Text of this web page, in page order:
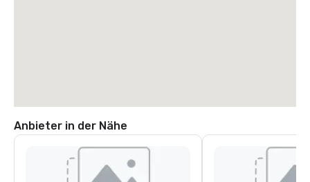
Anbieter in der Nähe